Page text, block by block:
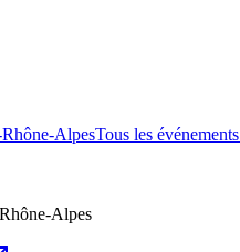
AlpesTous les événements
Alpes